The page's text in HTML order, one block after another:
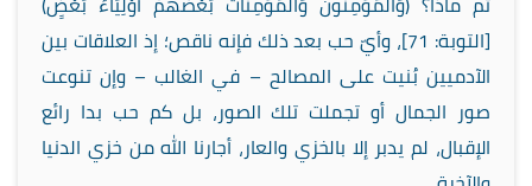
[التوبة: 71]، وأيّ حب بعد ذلك فإنه ناقص؛ إذ العلاقات بين
الآدميين بُنيت على المصالح – في الغالب – وإن تنوعت
صور الجمال أو تجملت تلك الصور، بل كم حب بدا رائع
الإقبال، لم يدبر إلا بالخزي والعار، أجارنا الله من خزي الدنيا